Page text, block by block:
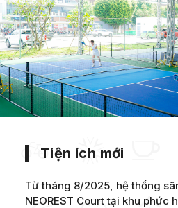
Tiện ích mới
Từ tháng 8/2025, hệ thống
NEOREST Court tại khu phức